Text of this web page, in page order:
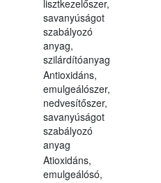
lisztkezelőszer,
savanyúságot
szabályozó
anyag,
szilárdítóanyag
Antioxidáns,
emulgeálószer,
nedvesítőszer,
savanyúságot
szabályozó
anyag
Atioxidáns,
emulgeálósó,